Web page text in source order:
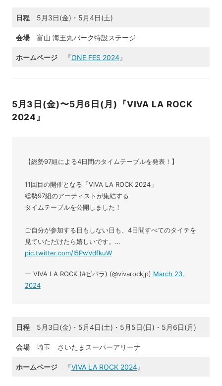
日程5月3日(金)・5月4日(土)
会場富山 海王丸パーク特設ステージ
ホームページ『ONE FES 2024』
5月3日(金)〜5月6日(月)『VIVA LA ROCK
2024』
【総勢97組による4日間のタイムテーブルを発表！】
11回目の開催となる「VIVA LA ROCK 2024」
総勢97組のアーティストが集結する
タイムテーブルを公開しました！
ご自分が参加する日もしない日も、4日間すべてのタイテを
見ていただけたら嬉しいです。…
pic.twitter.com/I5PwVdfkuW
— VIVA LA ROCK (#ビバラ) (@vivarockjp) March 23,
2024
日程5月3日(金)・5月4日(土)・5月5日(日)・5月6日(月)
会場埼玉 さいたまスーパーアリーナ
ホームページ『VIVA LA ROCK 2024』